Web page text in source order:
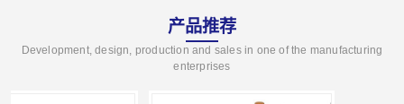
产品推荐
Development, design, production and sales in one of the manufacturing
enterprises